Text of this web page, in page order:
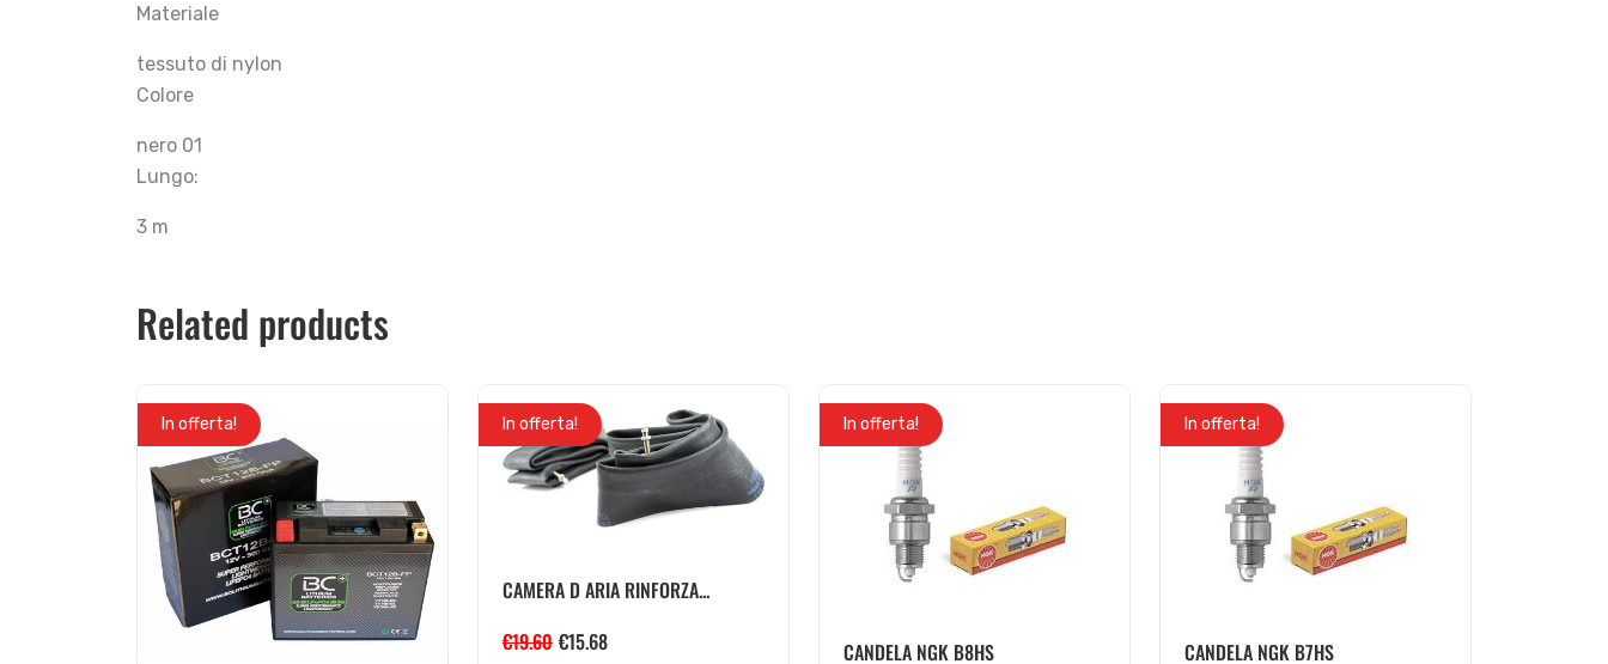
Materiale
tessuto di nylon
Colore
nero 01
Lungo:
3 m
Related products
In offerta! In offerta!
CAMERA D ARIA RINFORZA...
€19.60 €15.68
In offerta!
CANDELA NGK B8HS
In offerta!
CANDELA NGK B7HS